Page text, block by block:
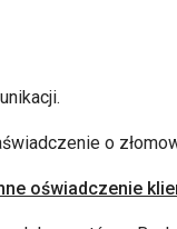
o
oświadczenie